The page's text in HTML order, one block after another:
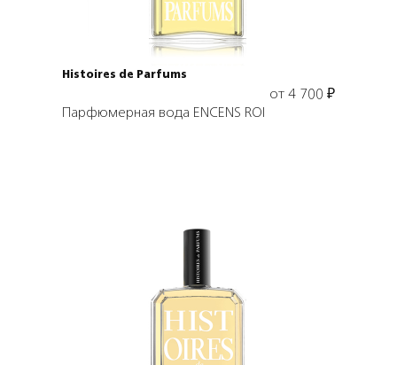
Histoires de Parfums
от 4 700 ₽
Парфюмерная вода ENCENS ROI
Выбрать объем